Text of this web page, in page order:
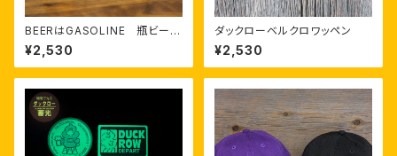
BEERはGASOLINE 瓶ビール
グラス
¥2,530
ダックローベルクロワッペン
¥2,530